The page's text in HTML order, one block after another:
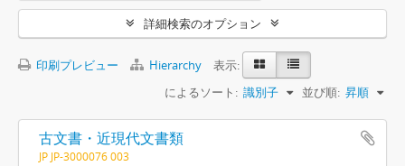
詳細検索のオプション
印刷プレビュー Hierarchy
表示:
によるソート: 識別子 並び順: 昇順
古文書・近現代文書類
JP JP-3000076 003